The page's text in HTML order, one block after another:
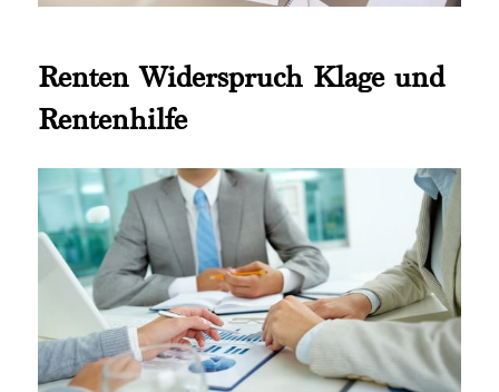
Renten Widerspruch Klage und
Rentenhilfe